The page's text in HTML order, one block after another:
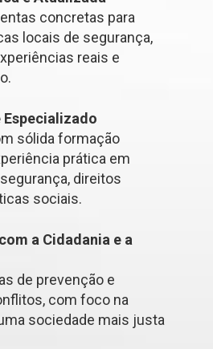
concretas para
locais de segurança,
reais e
Especializado
sólida formação
prática em
direitos
sociais.
a Cidadania e a
de prevenção e
com foco na
sociedade mais justa